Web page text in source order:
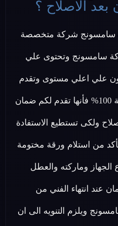
الاصلاح ؟
سامسونج شركة متخصصة
سامسونج وتحتوى علي
علي اعلي مستوى وتقدم
قطع غيار مضمونة واصلية 100% فأنها تقدم لكم ضمان
ولكى تستطيع الاستفادة
من استلام ورقة مختومة
وماركته والعطل
عند انتهاء الفني من
ويلزم التنويه الى ان